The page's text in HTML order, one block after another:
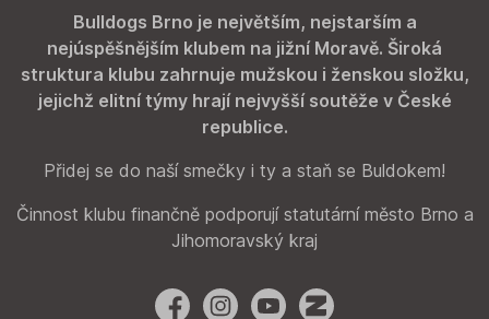
Bulldogs Brno je největším, nejstarším a
nejúspěšnějším klubem na jižní Moravě. Široká
struktura klubu zahrnuje mužskou i ženskou složku,
jejichž elitní týmy hrají nejvyšší soutěže v České
republice.
Přidej se do naší smečky i ty a staň se Buldokem!
Činnost klubu finančně podporují statutární město Brno a
Jihomoravský kraj